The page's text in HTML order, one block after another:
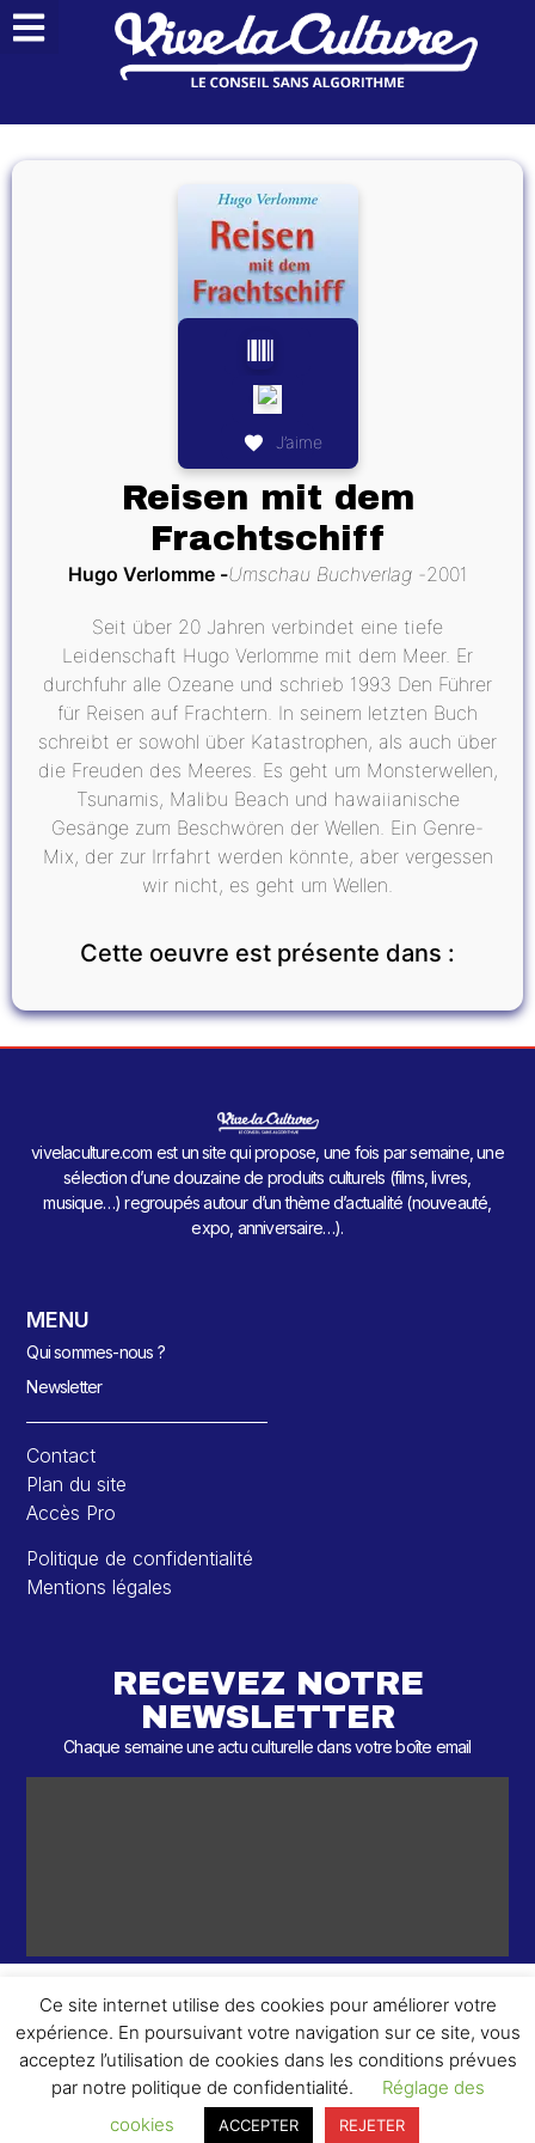
J’aime
Reisen mit dem
Frachtschiff
Hugo Verlomme Umschau Buchverlag 2001
Seit über 20 Jahren verbindet eine tiefe
Leidenschaft Hugo Verlomme mit dem Meer. Er
durchfuhr alle Ozeane und schrieb 1993 Den Führer
für Reisen auf Frachtern. In seinem letzten Buch
schreibt er sowohl über Katastrophen, als auch über
die Freuden des Meeres. Es geht um Monsterwellen,
Tsunamis, Malibu Beach und hawaiianische
Gesänge zum Beschwören der Wellen. Ein Genre-
Mix, der zur Irrfahrt werden könnte, aber vergessen
wir nicht, es geht um Wellen.
Cette oeuvre est présente dans :
vivelaculture.com est un site qui propose, une fois par semaine, une
sélection d’une douzaine de produits culturels (films, livres,
musique…) regroupés autour d’un thème d’actualité (nouveauté,
expo, anniversaire…).
MENU
Qui sommes-nous ?
Newsletter
Contact
Plan du site
Accès Pro
Politique de confidentialité
Mentions légales
RECEVEZ NOTRE
NEWSLETTER
Chaque semaine une actu culturelle dans votre boîte email
© 2026 – 2 ème Round – Tous droits réservés.
Ce site internet utilise des cookies pour améliorer votre
expérience. En poursuivant votre navigation sur ce site, vous
acceptez l’utilisation de cookies dans les conditions prévues
par notre politique de confidentialité.
Réglage des
cookies
ACCEPTER REJETER